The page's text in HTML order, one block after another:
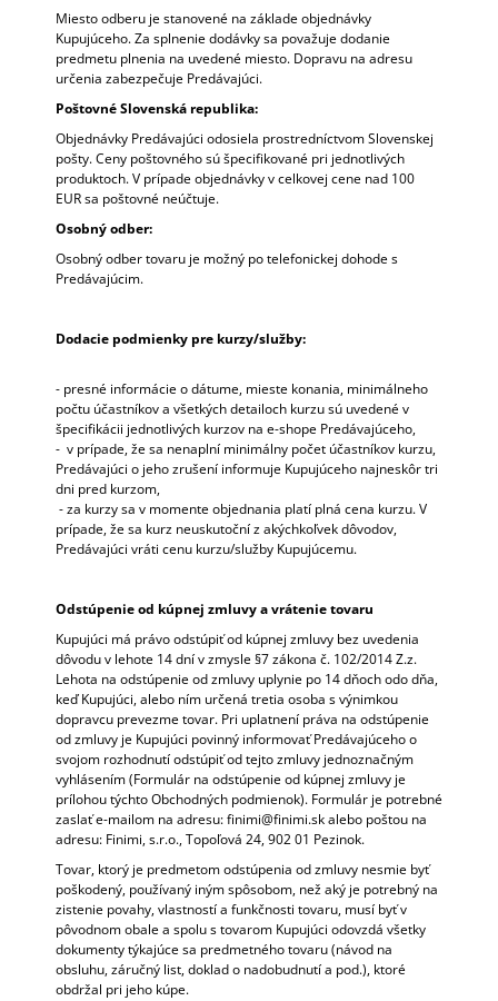
Miesto odberu je stanovené na základe objednávky
Kupujúceho. Za splnenie dodávky sa považuje dodanie
predmetu plnenia na uvedené miesto. Dopravu na adresu
určenia zabezpečuje Predávajúci.
Poštovné Slovenská republika:
Objednávky Predávajúci odosiela prostredníctvom Slovenskej
pošty. Ceny poštovného sú špecifikované pri jednotlivých
produktoch. V prípade objednávky v celkovej cene nad 100
EUR sa poštovné neúčtuje.
Osobný odber:
Osobný odber tovaru je možný po telefonickej dohode s
Predávajúcim.
Dodacie podmienky pre kurzy/služby:
- presné informácie o dátume, mieste konania, minimálneho
počtu účastníkov a všetkých detailoch kurzu sú uvedené v
špecifikácii jednotlivých kurzov na e-shope Predávajúceho,
- v prípade, že sa nenaplní minimálny počet účastníkov kurzu,
Predávajúci o jeho zrušení informuje Kupujúceho najneskôr tri
dni pred kurzom,
- za kurzy sa v momente objednania platí plná cena kurzu. V
prípade, že sa kurz neuskutoční z akýchkoľvek dôvodov,
Predávajúci vráti cenu kurzu/služby Kupujúcemu.
Odstúpenie od kúpnej zmluvy a vrátenie tovaru
Kupujúci má právo odstúpiť od kúpnej zmluvy bez uvedenia
dôvodu v lehote 14 dní v zmysle §7 zákona č. 102/2014 Z.z.
Lehota na odstúpenie od zmluvy uplynie po 14 dňoch odo dňa,
keď Kupujúci, alebo ním určená tretia osoba s výnimkou
dopravcu prevezme tovar. Pri uplatnení práva na odstúpenie
od zmluvy je Kupujúci povinný informovať Predávajúceho o
svojom rozhodnutí odstúpiť od tejto zmluvy jednoznačným
vyhlásením (Formulár na odstúpenie od kúpnej zmluvy je
prílohou týchto Obchodných podmienok). Formulár je potrebné
zaslať e-mailom na adresu: finimi@finimi.sk alebo poštou na
adresu: Finimi, s.r.o., Topoľová 24, 902 01 Pezinok.
Tovar, ktorý je predmetom odstúpenia od zmluvy nesmie byť
poškodený, používaný iným spôsobom, než aký je potrebný na
zistenie povahy, vlastností a funkčnosti tovaru, musí byť v
pôvodnom obale a spolu s tovarom Kupujúci odovzdá všetky
dokumenty týkajúce sa predmetného tovaru (návod na
obsluhu, záručný list, doklad o nadobudnutí a pod.), ktoré
obdržal pri jeho kúpe.